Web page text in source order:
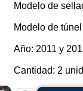
Modelo de
Modelo de
Año: 2011 y
Cantidad: 2